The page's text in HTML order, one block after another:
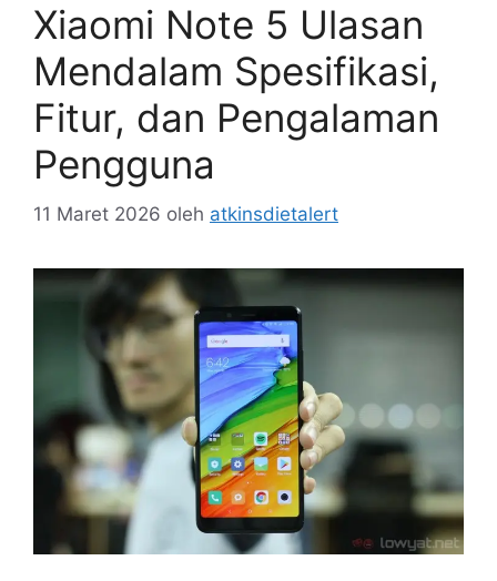
Xiaomi Note 5 Ulasan
Mendalam Spesifikasi,
Fitur, dan Pengalaman
Pengguna
11 Maret 2026 oleh atkinsdietalert